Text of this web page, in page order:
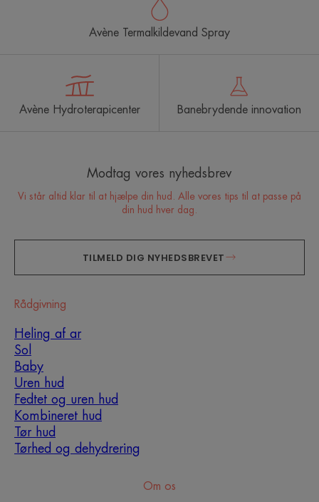
Avène Termalkildevand Spray
Avène Hydroterapicenter Banebrydende innovation
Modtag vores nyhedsbrev
Vi står altid klar til at hjælpe din hud. Alle vores tips til at passe på
din hud hver dag.
TILMELD DIG NYHEDSBREVET
Rådgivning
Heling af ar
Sol
Baby
Uren hud
Fedtet og uren hud
Kombineret hud
Tør hud
Tørhed og dehydrering
Om os